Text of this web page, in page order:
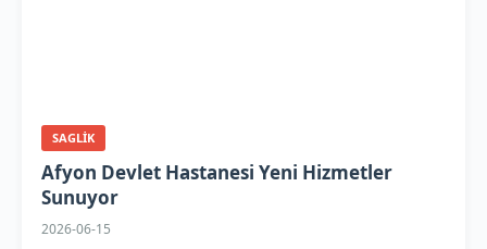
SAGLIK
Afyon Devlet Hastanesi Yeni Hizmetler
Sunuyor
2026-06-15